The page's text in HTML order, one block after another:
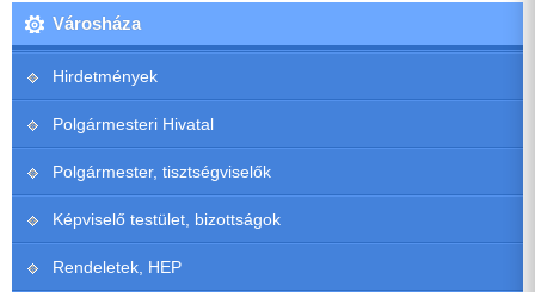
Városháza
Hirdetmények
Polgármesteri Hivatal
Polgármester, tisztségviselők
Képviselő testület, bizottságok
Rendeletek, HEP